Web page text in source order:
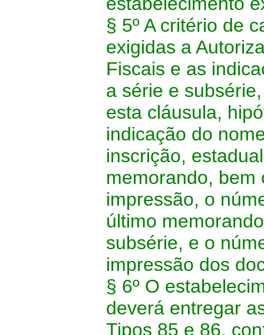
§ 5º A critério de
exigidas a
Fiscais e as
a série e
esta cláusula,
indicação do
inscrição,
memorando, bem
impressão, o
último
subsérie, e o
impressão dos
§ 6º O
deverá entregar
Tipos 85 e 86,